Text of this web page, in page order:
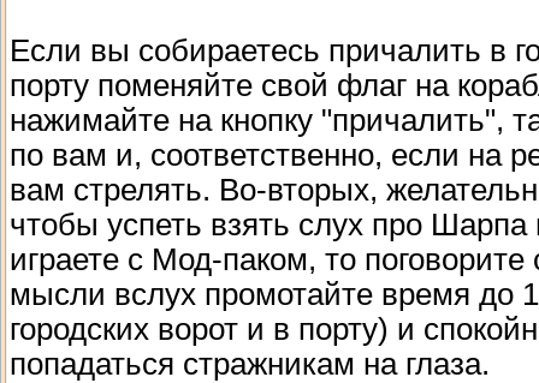
Если вы собираетесь причалить в
порту поменяйте свой флаг на
нажимайте на кнопку "причалить",
по вам и, соответственно, если на
вам стрелять. Во-вторых,
чтобы успеть взять слух про
играете с Мод-паком, то
мысли вслух промотайте время до
городских ворот и в порту) и
попадаться стражникам на глаза.